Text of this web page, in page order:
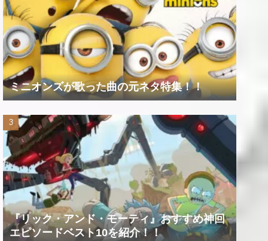
ミニオンズが歌った曲の元ネタ特集！！
『リック・アンド・モーティ』おすすめ神回
エピソードベスト10を紹介！！